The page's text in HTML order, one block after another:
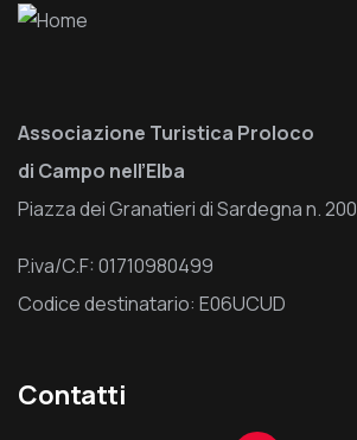
Associazione Turistica Proloco
di Campo nell’Elba
Piazza dei Granatieri di Sardegna n. 200
P.iva/C.F: 01710980499
Codice destinatario: E06UCUD
Contatti